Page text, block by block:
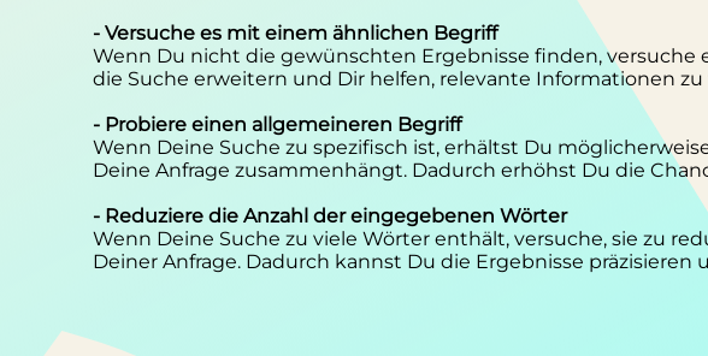
- Versuche es mit einem ähnlichen Begriff
Wenn Du nicht die gewünschten Ergebnisse finden,
die Suche erweitern und Dir helfen, relevante Informationen
- Probiere einen allgemeineren Begriff
Wenn Deine Suche zu spezifisch ist, erhältst Du
Deine Anfrage zusammenhängt. Dadurch erhöhst Du die
- Reduziere die Anzahl der eingegebenen Wörter
Wenn Deine Suche zu viele Wörter enthält, versuche, sie zu
Deiner Anfrage. Dadurch kannst Du die Ergebnisse